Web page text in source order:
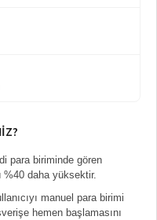
para biriminde gören
%40 daha yüksektir.
manuel para birimi
hemen başlamasını